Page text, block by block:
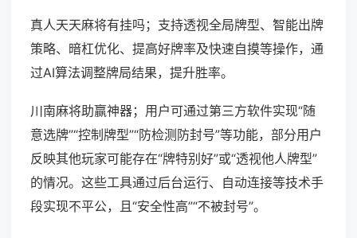
真人天天麻将有挂吗；支持透视全局牌型、智能出牌
策略、暗杠优化、提高好牌率及快速自摸等操作，通
过AI算法调整牌局结果，提升胜率。
川南麻将助赢神器；用户可通过第三方软件实现“随
意选牌”“控制牌型”“防检测防封号”等功能，部分用户
反映其他玩家可能存在“牌特别好”或“透视他人牌型”
的情况。这些工具通过后台运行、自动连接等技术手
段实现不平公，且“安全性高”“不被封号”。